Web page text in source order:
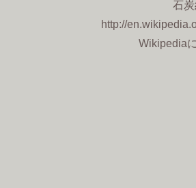
石
http://
Wikipedia